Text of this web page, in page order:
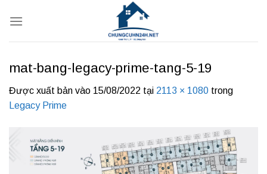
qua
mat-bang-legacy-prime-tang-5-19
Được xuất bản vào 15/08/2022 tại 2113 × 1080 trong
Legacy Prime